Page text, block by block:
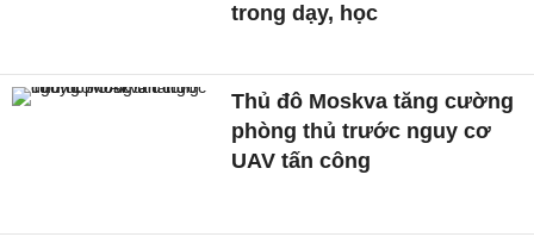
trong dạy, học
Thủ đô Moskva tăng cường
phòng thủ trước nguy cơ
UAV tấn công